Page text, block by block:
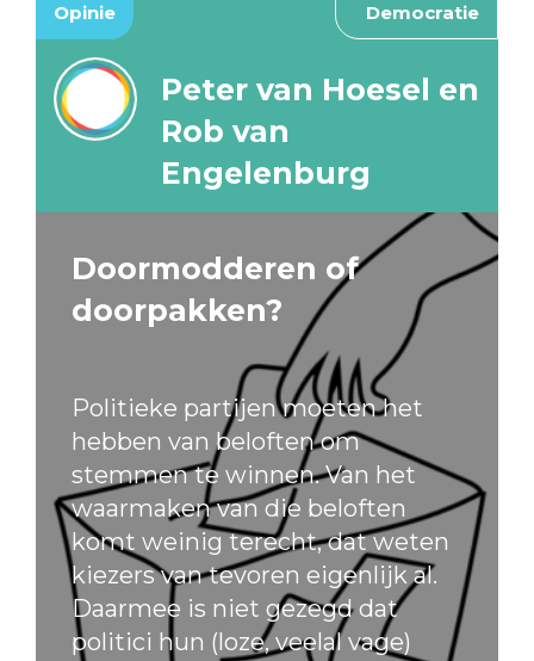
Opinie Democratie
Peter van Hoesel en
Rob van
Engelenburg
Doormodderen of
doorpakken?
Politieke partijen moeten het
hebben van beloften om
stemmen te winnen. Van het
waarmaken van die beloften
komt weinig terecht, dat weten
kiezers van tevoren eigenlijk al.
Daarmee is niet gezegd dat
politici hun (loze, veelal vage)